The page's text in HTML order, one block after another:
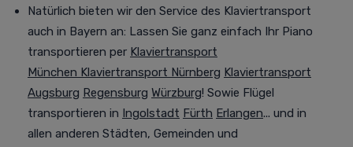
Natürlich bieten wir den Service des Klaviertransport
auch in Bayern an: Lassen Sie ganz einfach Ihr Piano
transportieren per Klaviertransport
München Klaviertransport Nürnberg Klaviertransport
Augsburg Regensburg Würzburg! Sowie Flügel
transportieren in Ingolstadt Fürth Erlangen... und in
allen anderen Städten, Gemeinden und